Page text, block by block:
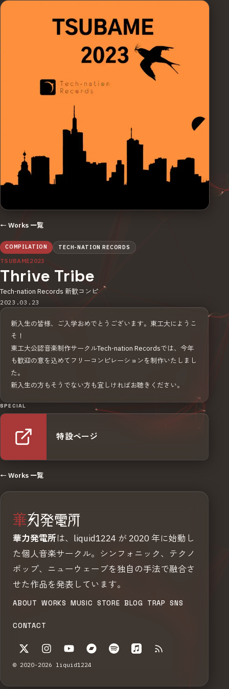
← Works 一覧
COMPILATION TECH-NATION RECORDS
TSUBAME2023
Thrive Tribe
Tech-nation Records 新歓コンピ
2023.03.23
新入生の皆様、ご入学おめでとうございます。東工大にようこ
そ！
東工大公認音楽制作サークルTech-nation Recordsでは、今年
も歓迎の意を込めてフリーコンピレーションを制作いたしまし
た。
新入生の方もそうでない方も宜しければお聴きください。
SPECIAL
特設ページ
← Works 一覧
華力発電所は、liquid1224 が 2020 年に始動し
た個人音楽サークル。シンフォニック、テクノ
ポップ、ニューウェーブを独自の手法で融合さ
せた作品を発表しています。
ABOUT WORKS MUSIC STORE BLOG TRAP SNS
CONTACT
© 2020-2026 liquid1224